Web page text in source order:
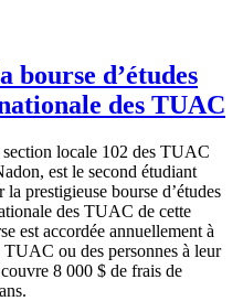
bourse d’études
des TUAC
locale 102 des TUAC
, est le second étudiant
la prestigieuse bourse d’études
des TUAC de cette
est accordée annuellement à
TUAC ou des personnes à leur
couvre 8 000 $ de frais de
ans.